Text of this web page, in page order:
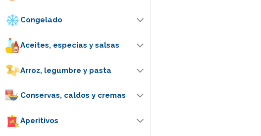
Congelado
Aceites, especias y salsas
Arroz, legumbre y pasta
Conservas, caldos y cremas
Aperitivos